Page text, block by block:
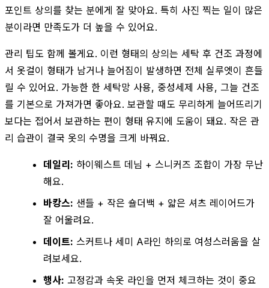
포인트 상의를 찾는 분에게 잘 맞아요. 특히 사진 찍는 일이 많은
분이라면 만족도가 더 높을 수 있어요.
관리 팁도 함께 볼게요. 이런 형태의 상의는 세탁 후 건조 과정에
서 옷걸이 형태가 남거나 늘어짐이 발생하면 전체 실루엣이 흔들
릴 수 있어요. 가능한 한 세탁망 사용, 중성세제 사용, 그늘 건조
를 기본으로 가져가면 좋아요. 보관할 때도 무리하게 늘어뜨리기
보다는 접어서 보관하는 편이 형태 유지에 도움이 돼요. 작은 관
리 습관이 결국 옷의 수명을 크게 바꿔요.
데일리: 하이웨스트 데님 + 스니커즈 조합이 가장 무난
해요.
바캉스: 샌들 + 작은 숄더백 + 얇은 셔츠 레이어드가
잘 어울려요.
데이트: 스커트나 세미 A라인 하의로 여성스러움을 살
려보세요.
행사: 고정감과 속옷 라인을 먼저 체크하는 것이 중요